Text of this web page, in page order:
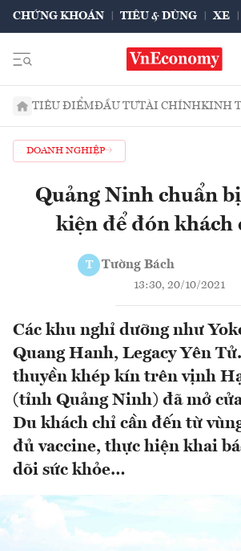
CHỨNG KHOÁN TIÊU & DÙNG XE
TIÊU ĐIỂMĐẦU TƯTÀI CHÍNHKINH
DOANH NGHIỆP
Quảng Ninh chuẩn
kiện để đón khách
T Tường Bách
13:30, 20/10/2021
Các khu nghỉ dưỡng như
Quang Hanh, Legacy Yên
thuyền khép kín trên vịnh
(tỉnh Quảng Ninh) đã mở
Du khách chỉ cần đến từ
đủ vaccine, thực hiện khai
dõi sức khỏe…